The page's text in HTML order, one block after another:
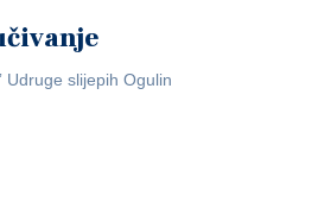
Udruge slijepih Ogulin